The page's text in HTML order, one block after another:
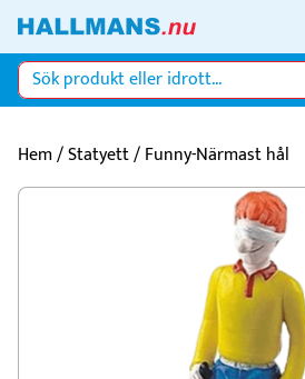
Hem/Statyett/ Funny-Närmast hål